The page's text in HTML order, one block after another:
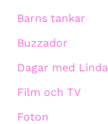
Barns tankar
Buzzador
Dagar med Linda
Film och TV
Foton